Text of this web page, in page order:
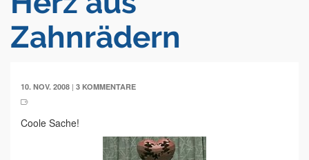
Zahnrädern
10. NOV. 2008 | 3 KOMMENTARE
Coole Sache!